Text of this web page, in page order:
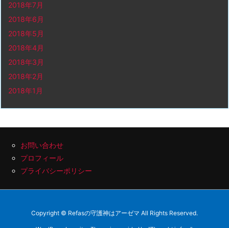
2018年7月
2018年6月
2018年5月
2018年4月
2018年3月
2018年2月
2018年1月
お問い合わせ
プロフィール
プライバシーポリシー
Copyright © Refasの守護神はアーゼマ All Rights Reserved.